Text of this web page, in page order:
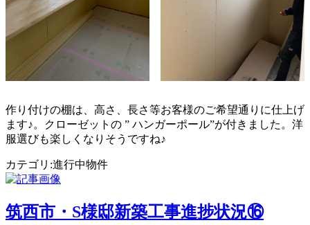
作り付けの棚は、高さ、長さ等お客様のご希望通りに仕上げ
ます♪。クローゼットの ” ハンガーポール”が付きました。洋
服選びも楽しくなりそうですね♪
カテゴリ:進行中物件
投
稿
筑西市・S様邸新築工事進捗状況⑯